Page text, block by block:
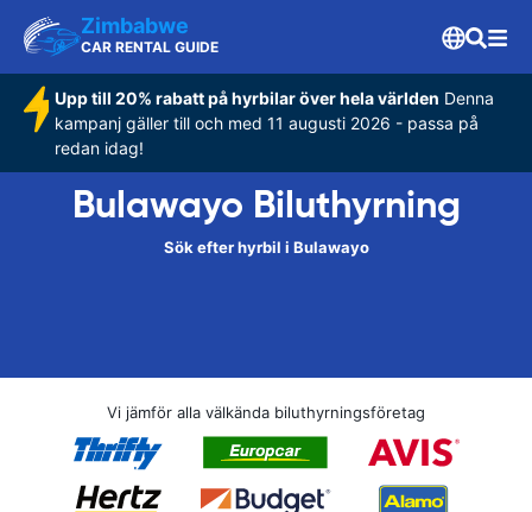
Zimbabwe
CAR RENTAL GUIDE
Upp till 20% rabatt på hyrbilar över hela världen Denna
kampanj gäller till och med 11 augusti 2026 - passa på
redan idag!
Bulawayo Biluthyrning
Sök efter hyrbil i Bulawayo
Vi jämför alla välkända biluthyrningsföretag